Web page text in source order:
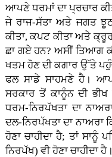
ਆਪਣੇ ਧਰਮਾਂ ਦਾ ਪ੍ਰਚਾਰ
ਜੇ ਰਾਜ-ਸੱਤਾ ਅਤੇ ਜਗਤ ਝੂਠ
ਕੀਤਾ, ਕਪਟ ਕੀਤਾ ਅਤੇ
ਛਾ ਗਏ ਹਨ? ਅਸੀਂ ਤਿਆਗ
ਖਤਮ ਹੋਣ ਦੀ ਕਗਾਰ ਉੱਤੇ
ਫਲ ਸਾਡੇ ਸਾਹਮਣੇ ਹੈ।
ਸਰਕਾਰ ਤੋਂ ਕਾਨੂੰਨ ਦੀ ਭੀਖ
ਧਰਮ-ਨਿਰਪੱਖਤਾ ਦਾ
ਦਲ-ਨਿਰਪੱਖਤਾ ਦਾ ਨਾਅਰਾ
ਹੋਣਾ ਚਾਹੀਦਾ ਹੈ; ਤਾਂ ਸਾਨੂੰ
ਨਿਰਪੱਖ) ਵੀ ਹੋਣਾ ਚਾਹੀਦਾ ਹੈ।